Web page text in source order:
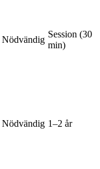
Nödvändig
Session (30
min)
Nödvändig 1–2 år